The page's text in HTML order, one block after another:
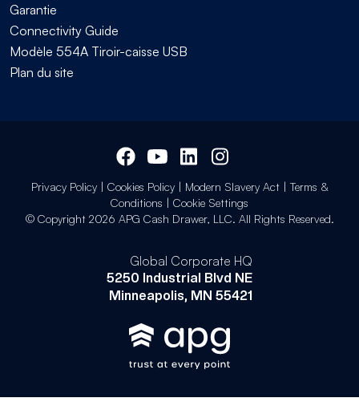
Garantie
Connectivity Guide
Modèle 554A Tiroir-caisse USB
Plan du site
Privacy Policy| Cookies Policy| Modern Slavery Act| Terms &
Conditions | Cookie Settings
© Copyright 2026 APG Cash Drawer, LLC. All Rights Reserved.
Global Corporate HQ
5250 Industrial Blvd NE
Minneapolis, MN 55421